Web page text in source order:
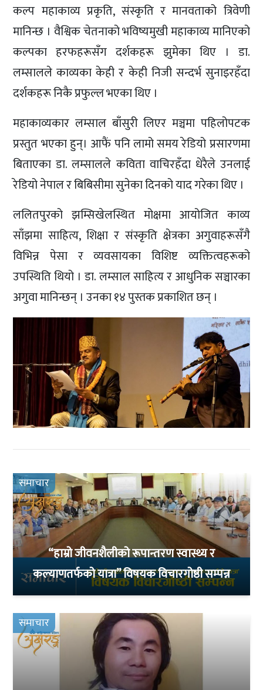
कल्प महाकाव्य प्रकृति, संस्कृति र मानवताको त्रिवेणी
मानिन्छ । वैश्विक चेतनाको भविष्यमुखी महाकाव्य मानिएको
कल्पका हरफहरूसँग दर्शकहरू झुमेका थिए । डा.
लम्सालले काव्यका केही र केही निजी सन्दर्भ सुनाइरहँदा
दर्शकहरू निकै प्रफुल्ल भएका थिए ।
महाकाव्यकार लम्साल बाँसुरी लिएर मञ्चमा पहिलोपटक
प्रस्तुत भएका हुन्। आफैं पनि लामो समय रेडियो प्रसारणमा
बिताएका डा. लम्सालले कविता वाचिरहँदा धेरैले उनलाई
रेडियो नेपाल र बिबिसीमा सुनेका दिनको याद गरेका थिए ।
ललितपुरको झम्सिखेलस्थित मोक्षमा आयोजित काव्य
साँझमा साहित्य, शिक्षा र संस्कृति क्षेत्रका अगुवाहरूसँगै
विभिन्न पेसा र व्यवसायका विशिष्ट व्यक्तित्वहरूको
उपस्थिति थियो । डा. लम्साल साहित्य र आधुनिक सञ्चारका
अगुवा मानिन्छन् । उनका १४ पुस्तक प्रकाशित छन् ।
समाचार
“हाम्रो जीवनशैलीको रूपान्तरण स्वास्थ्य र
कल्याणतर्फको यात्रा’’ विषयक विचारगोष्ठी सम्पन्न
समाचार